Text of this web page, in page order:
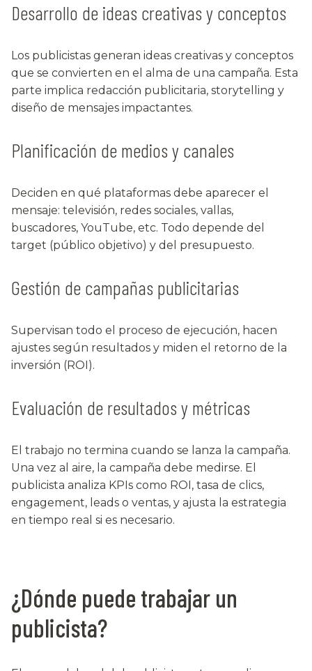
Desarrollo de ideas creativas y conceptos
Los publicistas generan ideas creativas y conceptos
que se convierten en el alma de una campaña. Esta
parte implica redacción publicitaria, storytelling y
diseño de mensajes impactantes.
Planificación de medios y canales
Deciden en qué plataformas debe aparecer el
mensaje: televisión, redes sociales, vallas,
buscadores, YouTube, etc. Todo depende del
target (público objetivo) y del presupuesto.
Gestión de campañas publicitarias
Supervisan todo el proceso de ejecución, hacen
ajustes según resultados y miden el retorno de la
inversión (ROI).
Evaluación de resultados y métricas
El trabajo no termina cuando se lanza la campaña.
Una vez al aire, la campaña debe medirse. El
publicista analiza KPIs como ROI, tasa de clics,
engagement, leads o ventas, y ajusta la estrategia
en tiempo real si es necesario.
¿Dónde puede trabajar un
publicista?